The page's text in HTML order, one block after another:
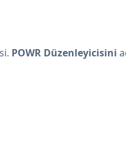
POWR Düzenleyicisini